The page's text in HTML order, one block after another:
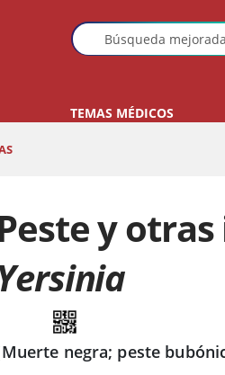
TEMAS MÉDICOS
y
negra; peste